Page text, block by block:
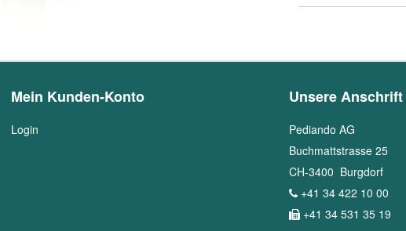
Mein Kunden-Konto
Login
Unsere Anschrift
Pediando AG
Buchmattstrasse 25
CH-3400 Burgdorf
+41 34 422 10 00
+41 34 531 35 19